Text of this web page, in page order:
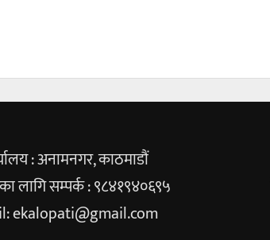
: अनामनगर, काठमाडौं
लागि सम्पर्क : ९८४१९४०६९५
ekalopati@gmail.com